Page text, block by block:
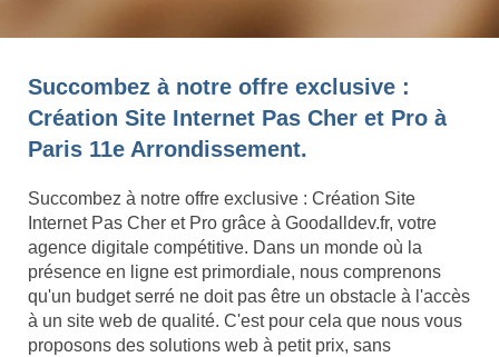
Succombez à notre offre exclusive :
Création Site Internet Pas Cher et Pro à
Paris 11e Arrondissement.
Succombez à notre offre exclusive : Création Site
Internet Pas Cher et Pro grâce à Goodalldev.fr, votre
agence digitale compétitive. Dans un monde où la
présence en ligne est primordiale, nous comprenons
qu'un budget serré ne doit pas être un obstacle à l'accès
à un site web de qualité. C'est pour cela que nous vous
proposons des solutions web à petit prix, sans